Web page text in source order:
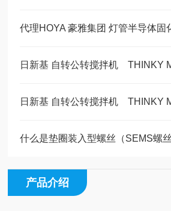
产品介绍